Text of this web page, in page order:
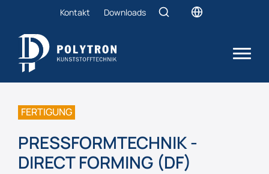
Kontakt Downloads
FERTIGUNG
PRESSFORMTECHNIK -
DIRECT FORMING (DF)